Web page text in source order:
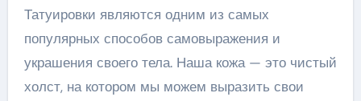
Татуировки являются одним из самых
популярных способов самовыражения и
украшения своего тела. Наша кожа — это чистый
холст, на котором мы можем выразить свои